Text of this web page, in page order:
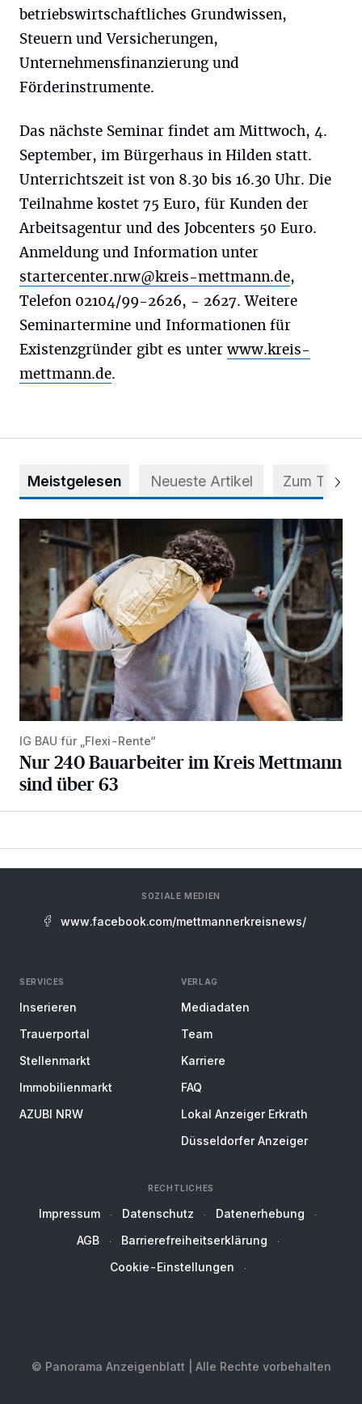
betriebswirtschaftliches Grundwissen,
Steuern und Versicherungen,
Unternehmensfinanzierung und
Förderinstrumente.
Das nächste Seminar findet am Mittwoch, 4.
September, im Bürgerhaus in Hilden statt.
Unterrichtszeit ist von 8.30 bis 16.30 Uhr. Die
Teilnahme kostet 75 Euro, für Kunden der
Arbeitsagentur und des Jobcenters 50 Euro.
Anmeldung und Information unter
startercenter.nrw@kreis-mettmann.de,
Telefon 02104/99-2626, - 2627. Weitere
Seminartermine und Informationen für
Existenzgründer gibt es unterwww.kreis-
mettmann.de.
Meistgelesen Neueste Artikel Zum Thema
Nur 240 Bauarbeiter im Kreis Mettmann sind über 63
IG BAU für „Flexi-Rente“
Nur 240 Bauarbeiter im Kreis Mettmann
sind über 63
SOZIALE MEDIEN
www.facebook.com/mettmannerkreisnews/
SERVICES
Inserieren
Trauerportal
Stellenmarkt
Immobilienmarkt
AZUBI NRW
VERLAG
Mediadaten
Team
Karriere
FAQ
Lokal Anzeiger Erkrath
Düsseldorfer Anzeiger
RECHTLICHES
Impressum Datenschutz
Datenerhebung
AGB
Barrierefreiheitserklärung
Cookie-Einstellungen
© Panorama Anzeigenblatt | Alle Rechte vorbehalten